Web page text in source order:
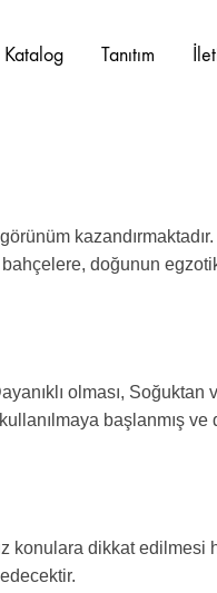
Katalog Tanıtım
doğunun
olması, Soğuktan
başlanmış ve
konulara dikkat